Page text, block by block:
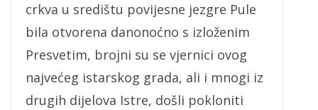
crkva u središtu povijesne jezgre Pule
bila otvorena danonoćno s izloženim
Presvetim, brojni su se vjernici ovog
najvećeg istarskog grada, ali i mnogi iz
drugih dijelova Istre, došli pokloniti